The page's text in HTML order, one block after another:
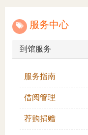
服务中心
到馆服务
服务指南
借阅管理
荐购捐赠